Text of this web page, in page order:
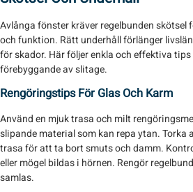
Avlånga fönster kräver regelbunden
och funktion. Rätt underhåll förlänger
för skador. Här följer enkla och effektiva
förebyggande av slitage.
Rengöringstips För Glas Och Karm
Använd en mjuk trasa och milt
slipande material som kan repa ytan. Torka
trasa för att ta bort smuts och damm.
eller mögel bildas i hörnen. Rengör
samlas.